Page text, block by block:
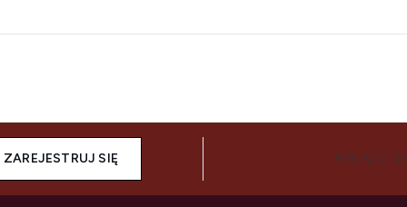
ZAREJESTRUJ SIĘ POŁĄCZ